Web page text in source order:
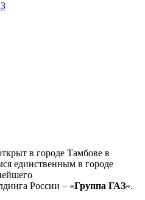
в городе Тамбове в
единственным в городе
России – «Группа ГАЗ».